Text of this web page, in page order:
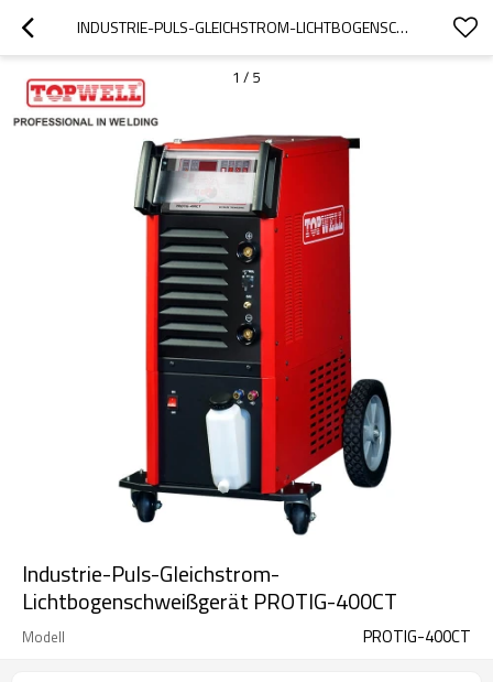
INDUSTRIE-PULS-GLEICHSTROM-LICHTBOGENSCHWEISSGERÄT PROTIG-400CT
1 / 5
Industrie-Puls-Gleichstrom-
Lichtbogenschweißgerät PROTIG-400CT
Modell PROTIG-400CT